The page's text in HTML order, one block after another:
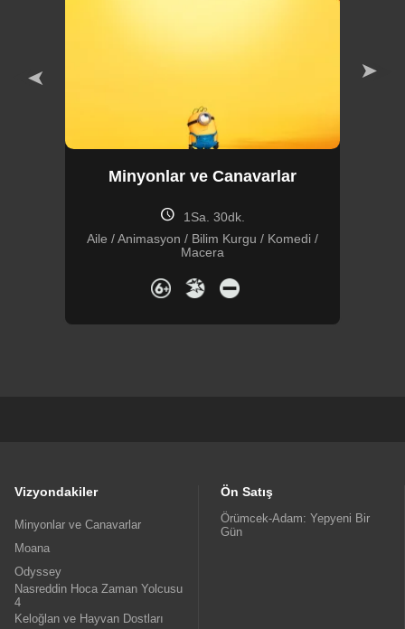
Minyonlar ve Canavarlar
schedule
1Sa. 30dk.
Aile / Animasyon / Bilim Kurgu / Komedi /
Macera
Vizyondakiler
Minyonlar ve Canavarlar
Moana
Odyssey
Nasreddin Hoca Zaman Yolcusu
4
Keloğlan ve Hayvan Dostları
Ön Satış
Örümcek-Adam: Yepyeni Bir
Gün